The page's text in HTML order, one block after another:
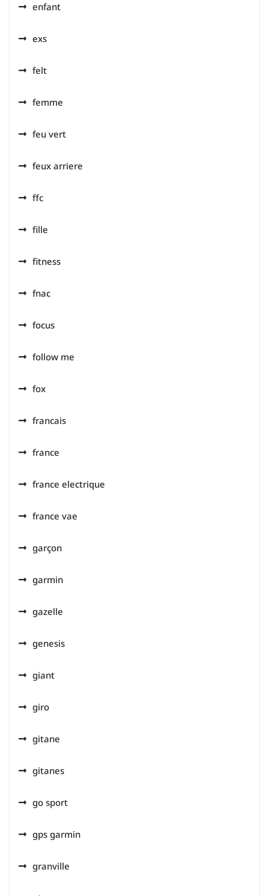
enfant
exs
felt
femme
feu vert
feux arriere
ffc
fille
fitness
fnac
focus
follow me
fox
francais
france
france electrique
france vae
garçon
garmin
gazelle
genesis
giant
giro
gitane
gitanes
go sport
gps garmin
granville